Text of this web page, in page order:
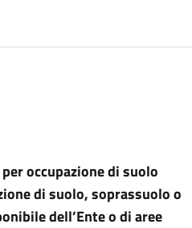
occupazione di suolo
di suolo, soprassuolo o
dell’Ente o di aree